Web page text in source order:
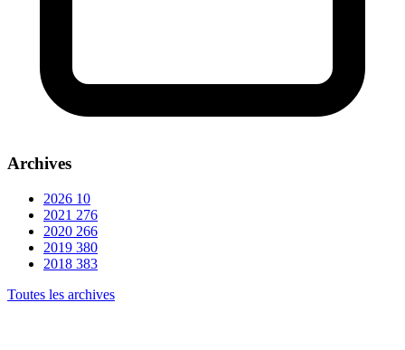
Archives
2026 10
2021 276
2020 266
2019 380
2018 383
Toutes les archives